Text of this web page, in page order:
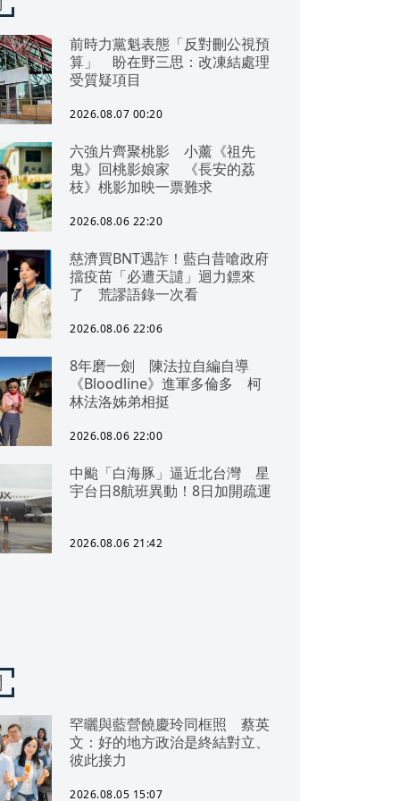
前時力黨魁表態「反對刪公視預
算」 盼在野三思：改凍結處理
受質疑項目
2026.08.07 00:20
六強片齊聚桃影 小薰《祖先
鬼》回桃影娘家 《長安的荔
枝》桃影加映一票難求
2026.08.06 22:20
慈濟買BNT遇詐！藍白昔嗆政府
擋疫苗「必遭天譴」迴力鏢來
了 荒謬語錄一次看
2026.08.06 22:06
8年磨一劍 陳法拉自編自導
《Bloodline》進軍多倫多 柯
林法洛姊弟相挺
2026.08.06 22:00
中颱「白海豚」逼近北台灣 星
宇台日8航班異動！8日加開疏運
2026.08.06 21:42
罕曬與藍營饒慶玲同框照 蔡英
文：好的地方政治是終結對立、
彼此接力
2026.08.05 15:07